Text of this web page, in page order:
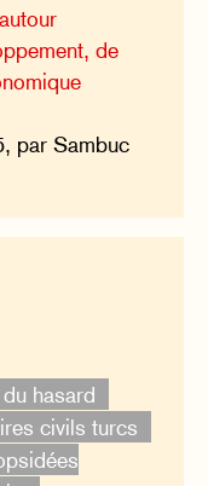
de
par Sambuc
hasard
civils turcs